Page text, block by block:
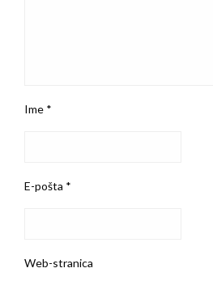
Ime *
E-pošta *
Web-stranica